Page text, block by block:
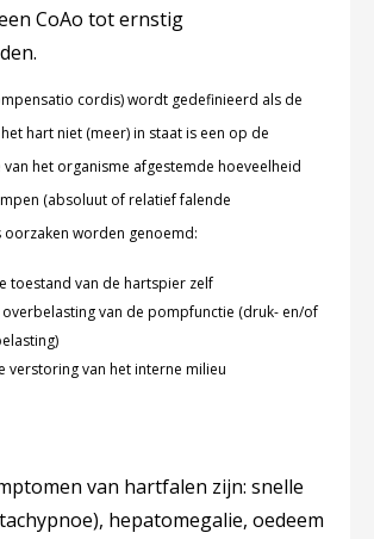
CoAo tot ernstig
cordis) wordt gedefinieerd als de
hart niet (meer) in staat is een op de
het organisme afgestemde hoeveelheid
(absoluut of relatief falende
oorzaken worden genoemd:
toestand van de hartspier zelf
overbelasting van de pompfunctie (druk- en/of
verstoring van het interne milieu
van hartfalen zijn: snelle
hepatomegalie, oedeem